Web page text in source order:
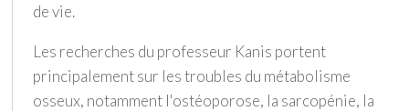
de vie.
Les recherches du professeur Kanis portent
principalement sur les troubles du métabolisme
osseux, notamment l'ostéoporose, la sarcopénie, la